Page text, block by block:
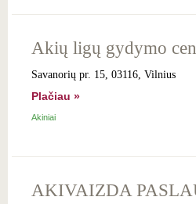
Akių ligų gydymo
Savanorių pr. 15, 03116, Vilnius
Plačiau »
Akiniai
AKIVAIZDA